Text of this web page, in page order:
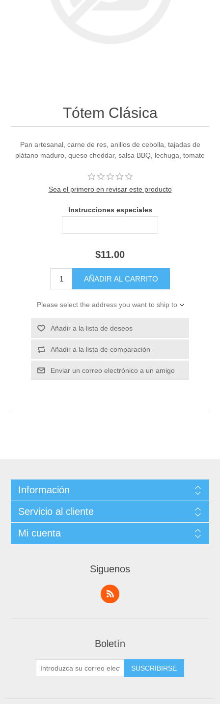
Tótem Clásica
Pan artesanal, carne de res, anillos de cebolla, tajadas de
plátano maduro, queso cheddar, salsa BBQ, lechuga, tomate
Sea el primero en revisar este producto
Instrucciones especiales
$11.00
Please select the address you want to ship to
Información
Servicio al cliente
Mi cuenta
Siguenos
Boletín